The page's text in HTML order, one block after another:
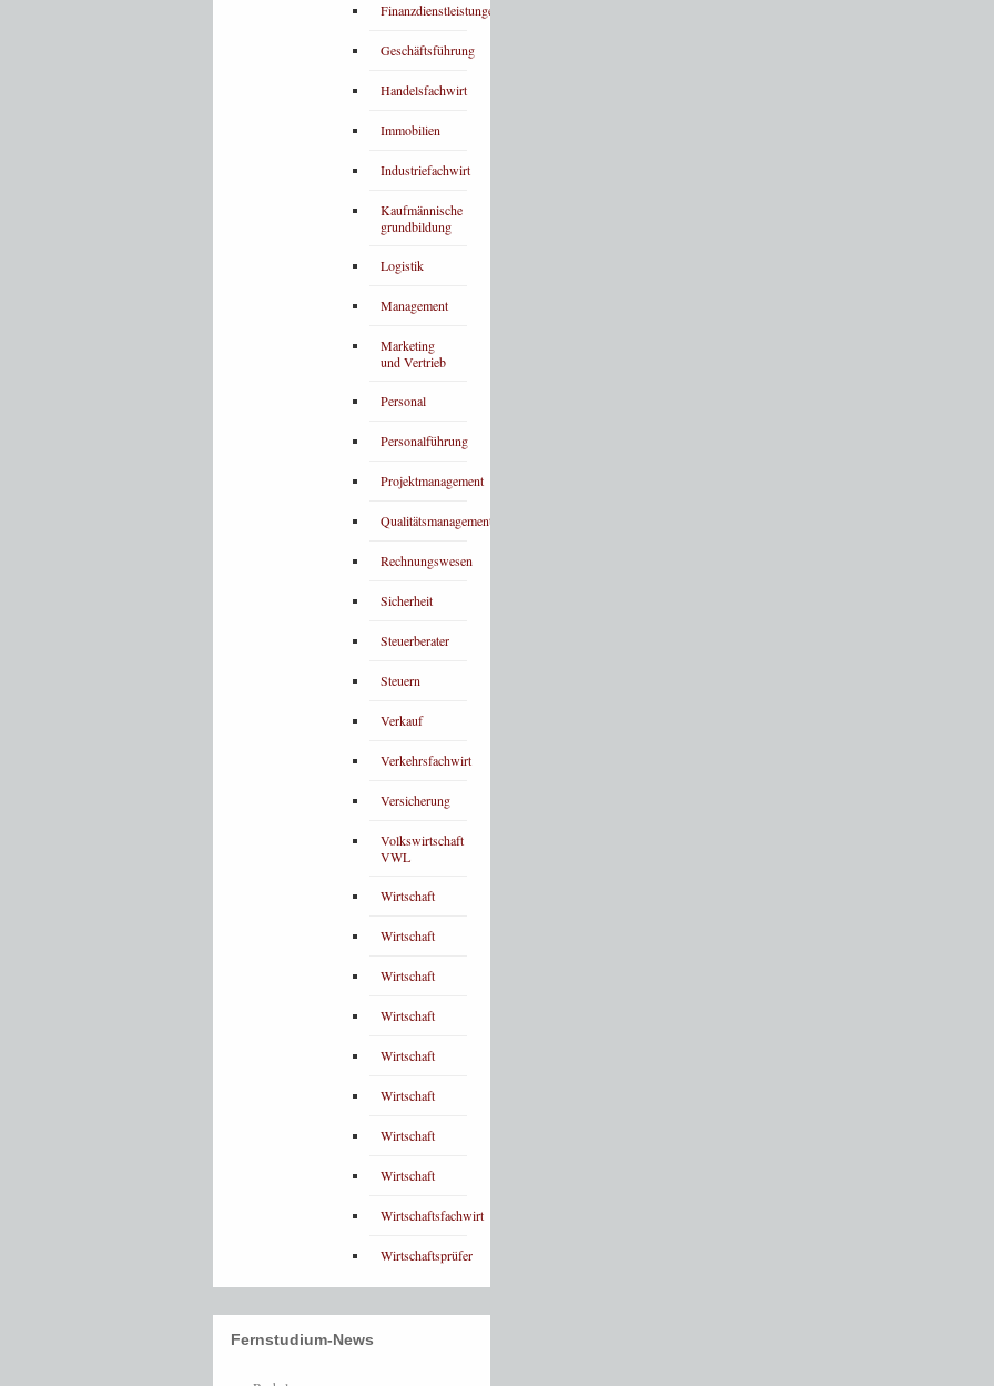
Finanzdienstleistungen
Geschäftsführung
Handelsfachwirt
Immobilien
Industriefachwirt
Kaufmännische
grundbildung
Logistik
Management
Marketing
und Vertrieb
Personal
Personalführung
Projektmanagement
Qualitätsmanagement
Rechnungswesen
Sicherheit
Steuerberater
Steuern
Verkauf
Verkehrsfachwirt
Versicherung
Volkswirtschaft
VWL
Wirtschaft
Wirtschaft
Wirtschaft
Wirtschaft
Wirtschaft
Wirtschaft
Wirtschaft
Wirtschaft
Wirtschaftsfachwirt
Wirtschaftsprüfer
Fernstudium-News